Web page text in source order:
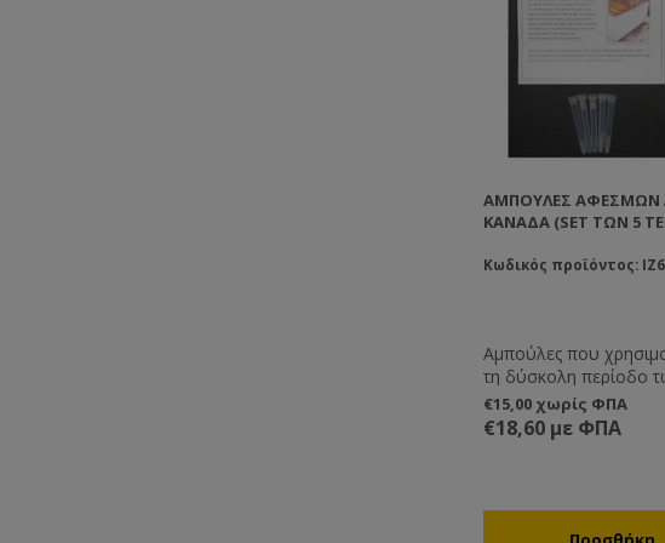
ΑΜΠΟΎΛΕΣ ΑΦΕΣΜΏΝ
ΚΑΝΑΔΆ (SET ΤΩΝ 5
Κωδικός προϊόντος:
Αμπούλες που
τη δύσκολη περίοδο
προκειμένου να
σμήνος που διαφεύγει.
€15,00 χωρίς ΦΠΑ
€18,60 με ΦΠΑ